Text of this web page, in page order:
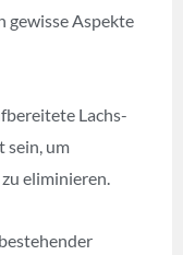
gewisse Aspekte
Lachs-
sein, um
eliminieren.